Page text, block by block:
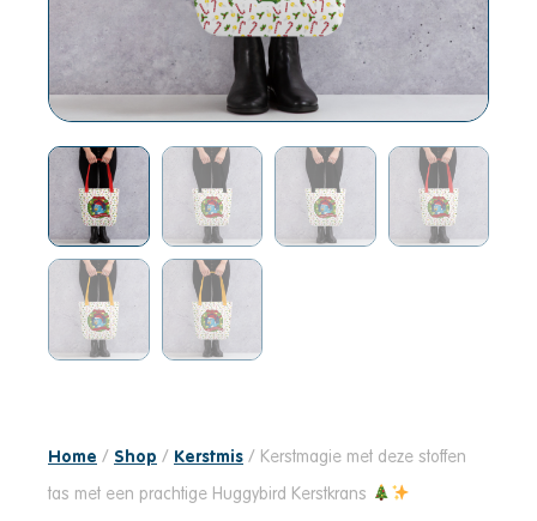
Home / Shop / Kerstmis / Kerstmagie met deze stoffen
tas met een prachtige Huggybird Kerstkrans